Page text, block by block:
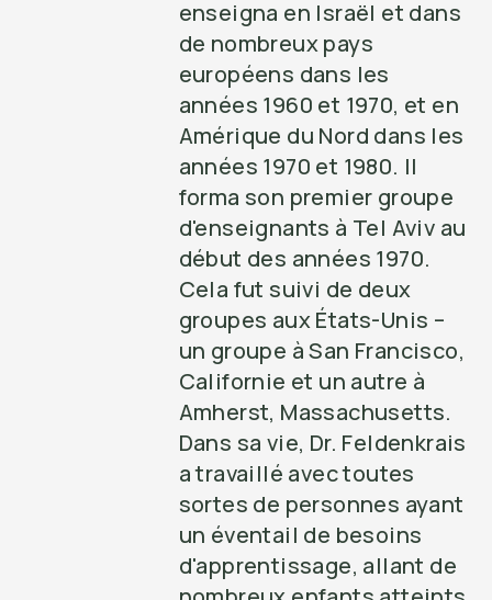
enseigna en Israël et dans
de nombreux pays
européens dans les
années 1960 et 1970, et en
Amérique du Nord dans les
années 1970 et 1980. Il
forma son premier groupe
d'enseignants à Tel Aviv au
début des années 1970.
Cela fut suivi de deux
groupes aux États-Unis –
un groupe à San Francisco,
Californie et un autre à
Amherst, Massachusetts.
Dans sa vie, Dr. Feldenkrais
a travaillé avec toutes
sortes de personnes ayant
un éventail de besoins
d'apprentissage, allant de